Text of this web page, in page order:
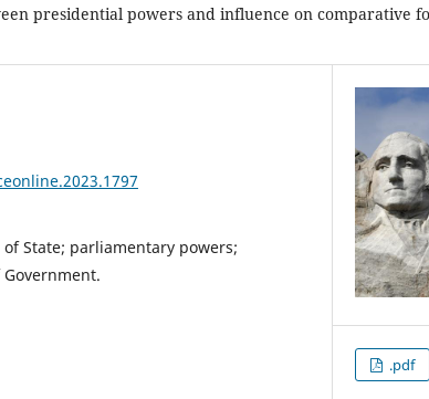
presidential powers and influence on comparative
State; parliamentary powers;
.pdf